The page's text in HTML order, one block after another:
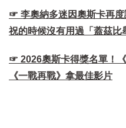
☞ 李奧納多迷因奧斯卡再
祝的時候沒有用過「蓋茲比
☞ 2026奧斯卡得獎名單！
《一戰再戰》拿最佳影片